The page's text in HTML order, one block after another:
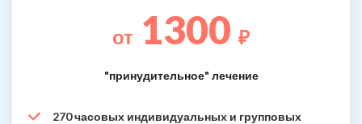
от 1300 ₽
"принудительное" лечение
270 часовых индивидуальных и групповых